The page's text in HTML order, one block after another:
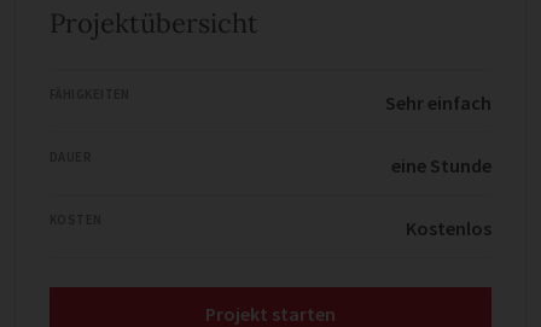
Projektübersicht
Sehr einfach
eine Stunde
Kostenlos
Projekt starten